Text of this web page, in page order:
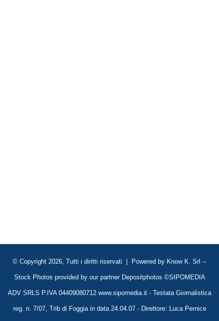
© Copyright 2026, Tutti i diritti riservati | Powered by Know K. Srl --
Stock Photos provided by our partner Depositphotos ©SIPOMEDIA
ADV SRLS P.IVA 04409080712 www.sipomedia.it - Testata Giornalistica
reg. n. 7/07, Trib di Foggia in data 24.04.07 - Direttore: Luca Pernice